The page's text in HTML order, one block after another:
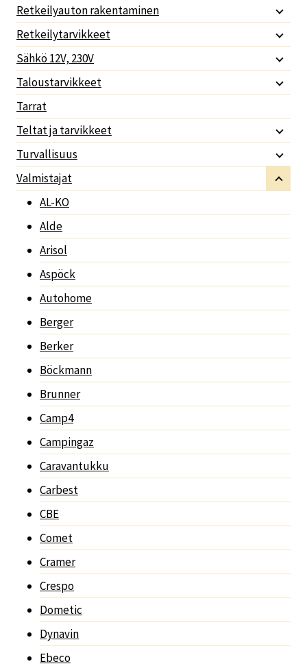
Retkeilyauton rakentaminen
Retkeilytarvikkeet
Sähkö 12V, 230V
Taloustarvikkeet
Tarrat
Teltat ja tarvikkeet
Turvallisuus
Valmistajat
AL-KO
Alde
Arisol
Aspöck
Autohome
Berger
Berker
Böckmann
Brunner
Camp4
Campingaz
Caravantukku
Carbest
CBE
Comet
Cramer
Crespo
Dometic
Dynavin
Ebeco